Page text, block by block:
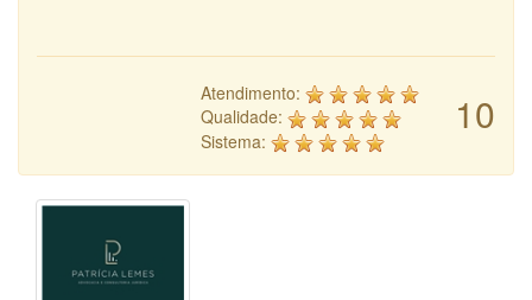
10
Atendimento:
Qualidade:
Sistema: